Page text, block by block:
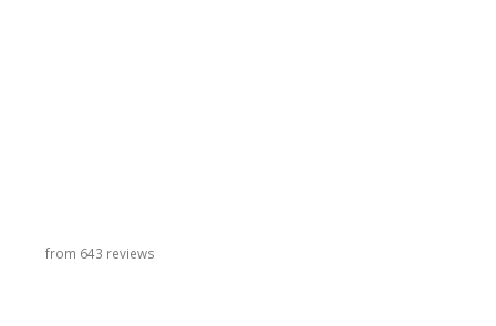
from 643 reviews